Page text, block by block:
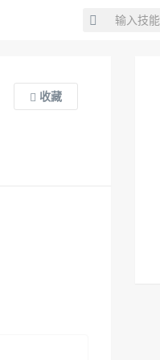
收藏